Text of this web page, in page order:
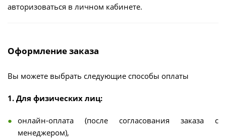
авторизоваться в личном кабинете.
Оформление заказа
Вы можете выбрать следующие способы оплаты
1. Для физических лиц:
онлайн-оплата (после согласования заказа с
менеджером),